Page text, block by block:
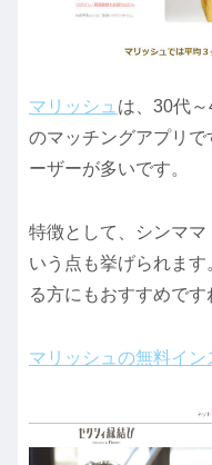
マリッシュは、30代
のマッチングアプリ
ーザーが多いです。
特徴として、シンマ
いう点も挙げられま
る方にもおすすめです
マリッシュの無料イン